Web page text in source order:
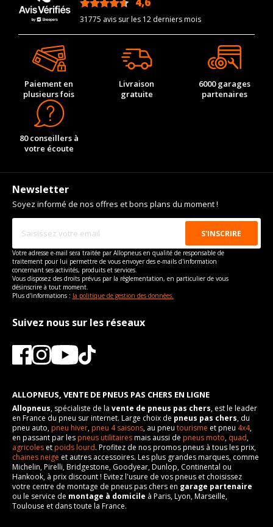
31775 avis sur les 12 derniers mois
Paiement en
plusieurs fois
Livraison
gratuite
6000 garages
partenaires
80 conseillers à
votre écoute
Newsletter
Soyez informé de nos offres et bons plans du moment !
Votre adresse e-mail sera traitée par Allopneus en qualité de responsable de
traitement pour lui permettre de vous envoyer des e-mails d'information
concernant ses activités, produits et services.
Vous disposez des droits prévus par la règlementation, en particulier de vous
désinscrire à tout moment.
Plus d'informations : la politique de gestion des données.
Suivez nous sur les réseaux
ALLOPNEUS, VENTE DE PNEUS PAS CHERS EN LIGNE
Allopneus, spécialiste de la vente de pneus pas chers, est le leader
en France du pneu sur internet. Large choix de pneus pas chers, du
pneu auto,pneu hiver,pneu 4 saisons, au pneu tourisme et pneu 4x4,
en passant par lespneus utilitairesmais aussi de pneus moto, quad,
agricoles etpoids lourd. Profitez de nos promos pneus à tous les prix,
chaines neige et autres accessoires. Les plus grandes marques, comme
Michelin, Pirelli, Bridgestone, Goodyear, Dunlop, Continental ou
Hankook, à prix discount ! Evitez l'usure de vos pneus et choisissez
votre centre de montage de pneus pas chers en garage partenaire
ou le service de montage à domicile à Paris, Lyon, Marseille,
Toulouse et dans toute la France.